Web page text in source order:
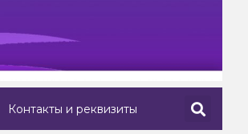
Контакты и реквизиты